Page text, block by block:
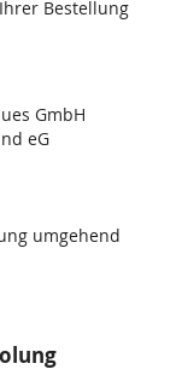
Bestellung
GmbH
eG
umgehend